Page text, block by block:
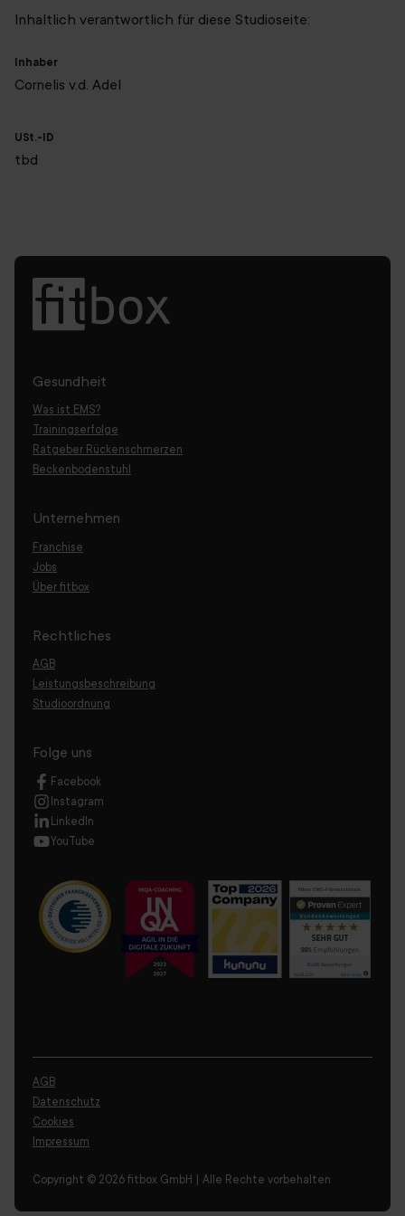
Inhaltlich verantwortlich für diese Studioseite:
Inhaber
Cornelis v.d. Adel
USt.-ID
tbd
Gesundheit
Was ist EMS?
Trainingserfolge
Ratgeber Rückenschmerzen
Beckenbodenstuhl
Unternehmen
Franchise
Jobs
Über fitbox
Rechtliches
AGB
Leistungsbeschreibung
Studioordnung
Folge uns
Facebook
Instagram
LinkedIn
YouTube
Copyright © 2026 fitbox GmbH | Alle Rechte vorbehalten
AGB
Datenschutz
Cookies
Impressum